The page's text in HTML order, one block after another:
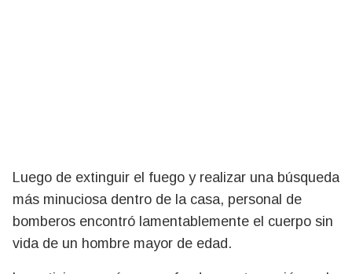
Luego de extinguir el fuego y realizar una búsqueda
más minuciosa dentro de la casa, personal de
bomberos encontró lamentablemente el cuerpo sin
vida de un hombre mayor de edad.